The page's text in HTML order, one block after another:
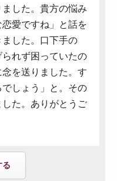
した。貴方の悩み
愛ですね」と話を
した。口下手の
れず困っていたの
を送りました。す
しょう」と。その
た。ありがとうご
る